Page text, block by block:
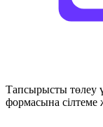
Тапсырысты төлеу
формасына сілтеме